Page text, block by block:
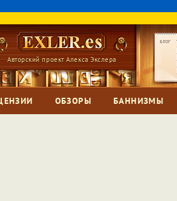
Авторский проект Алекса Экслера
ОБЗОРЫ БАННИЗМЫ